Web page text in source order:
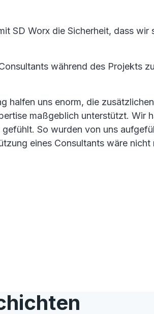
SD Worx die Sicherheit, dass
während des Projekts
halfen uns enorm, die
maßgeblich unterstützt. Wir
So wurden von uns
eines Consultants wäre nicht